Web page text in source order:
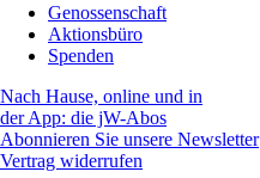
Genossenschaft
Aktionsbüro
Spenden
Nach Hause, online und in
der App: die jW-Abos
Abonnieren Sie unsere Newsletter
Vertrag widerrufen